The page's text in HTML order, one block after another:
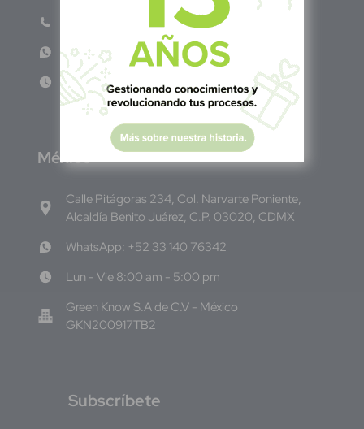
Teléfono: +503 6986 1402
WhatsApp: +503 7687 3923
Lun - Vie 8:00am - 5:00pm
México
Calle Pitágoras 234, Col. Narvarte Poniente,
Alcaldía Benito Juárez, C.P. 03020, CDMX
WhatsApp: +52 33 140 76342
Lun - Vie 8:00 am - 5:00 pm
Green Know S.A de C.V - México
GKN200917TB2
Subscríbete